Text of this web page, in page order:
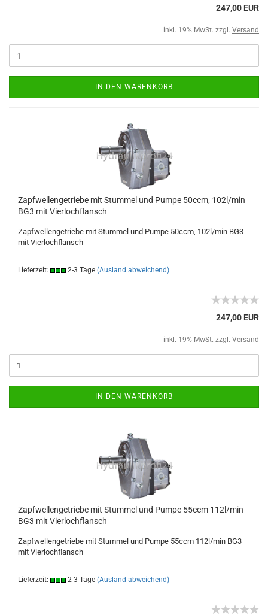
247,00 EUR
inkl. 19% MwSt. zzgl. Versand
IN DEN WARENKORB
Zapfwellengetriebe mit Stummel und Pumpe 50ccm, 102l/min
BG3 mit Vierlochflansch
Zapfwellengetriebe mit Stummel und Pumpe 50ccm, 102l/min BG3
mit Vierlochflansch
Lieferzeit: 2-3 Tage (Ausland abweichend)
247,00 EUR
inkl. 19% MwSt. zzgl. Versand
IN DEN WARENKORB
Zapfwellengetriebe mit Stummel und Pumpe 55ccm 112l/min
BG3 mit Vierlochflansch
Zapfwellengetriebe mit Stummel und Pumpe 55ccm 112l/min BG3
mit Vierlochflansch
Lieferzeit: 2-3 Tage (Ausland abweichend)